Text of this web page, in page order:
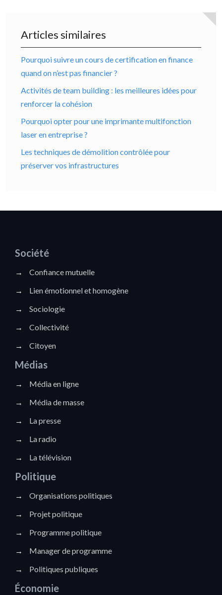
Articles similaires
Pourquoi suivre un cours de certification en finance
quand on n’est pas financier ?
Activités de team building : les meilleures idées pour
renforcer la cohésion
Pourquoi opter pour une imprimante multifonction
laser en entreprise ?
Les techniques de démolition contrôlée pour
préserver vos infrastructures
Société
→
Confiance mutuelle
→
Lien émotionnel et homogène
→
Sociologie
→
Collectivité
→
Citoyen
Médias
→
Média en ligne
→
Média de masse
→
La presse
→
La radio
→
La télévision
Politique
→
Organisations politiques
→
Projet politique
→
Programme politique
→
Manager de programme
→
Politiques publiques
Économie